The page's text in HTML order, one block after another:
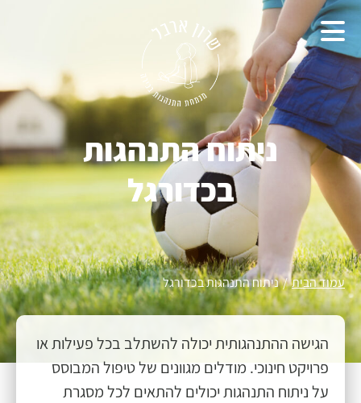
ניתוח התנהגות
בכדורגל
עמוד הבית / ניתוח התנהגות בכדורגל
הגישה ההתנהגותית יכולה להשתלב בכל פעילות או
פרויקט חינוכי. מודלים מגוונים של טיפול המבוסס
על ניתוח התנהגות יכולים להתאים לכל מסגרת